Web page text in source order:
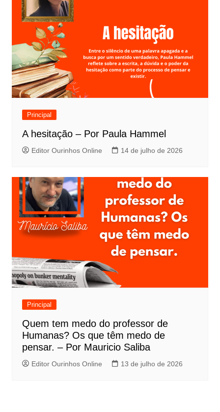
Principal
A hesitação – Por Paula Hammel
Editor Ourinhos Online 14 de julho de 2026
Principal
Quem tem medo do professor de
Humanas? Os que têm medo de
pensar. – Por Mauricio Saliba
Editor Ourinhos Online 13 de julho de 2026